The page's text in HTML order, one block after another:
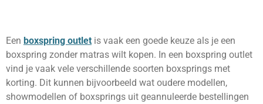
Een boxspring outlet is vaak een goede keuze als je een
boxspring zonder matras wilt kopen. In een boxspring outlet
vind je vaak vele verschillende soorten boxsprings met
korting. Dit kunnen bijvoorbeeld wat oudere modellen,
showmodellen of boxsprings uit geannuleerde bestellingen